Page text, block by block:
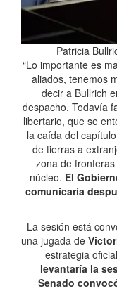
Patricia
“Lo importante es
aliados, tenemos
decir a Bullrich
despacho. Todavía
libertario, que se
la caída del
de tierras a
zona de
núcleo. El
comunicaría
La sesión está
una jugada de
estrategia
levantaría la
Senado